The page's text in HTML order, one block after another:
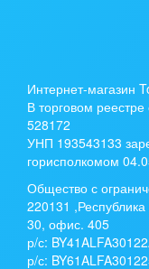
Интернет-магазин
В торговом
528172
УНП 193543133
горисполкомом
Общество с
220131
30, офис. 405
р/с:
р/с: